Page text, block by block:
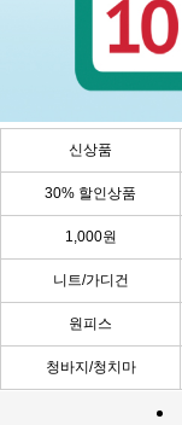
신상품
30% 할인상품
1,000원
니트/가디건
원피스
청바지/청치마